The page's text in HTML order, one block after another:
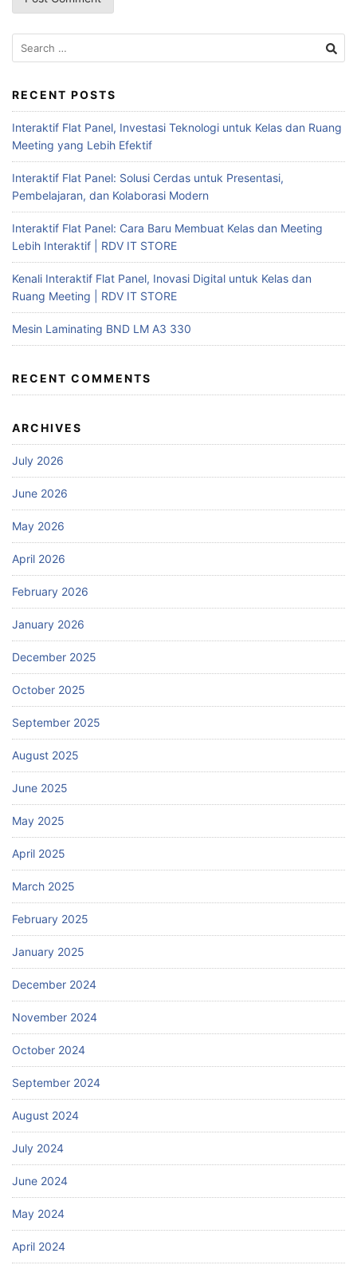
RECENT POSTS
Interaktif Flat Panel, Investasi Teknologi untuk Kelas dan Ruang
Meeting yang Lebih Efektif
Interaktif Flat Panel: Solusi Cerdas untuk Presentasi,
Pembelajaran, dan Kolaborasi Modern
Interaktif Flat Panel: Cara Baru Membuat Kelas dan Meeting
Lebih Interaktif | RDV IT STORE
Kenali Interaktif Flat Panel, Inovasi Digital untuk Kelas dan
Ruang Meeting | RDV IT STORE
Mesin Laminating BND LM A3 330
RECENT COMMENTS
ARCHIVES
July 2026
June 2026
May 2026
April 2026
February 2026
January 2026
December 2025
October 2025
September 2025
August 2025
June 2025
May 2025
April 2025
March 2025
February 2025
January 2025
December 2024
November 2024
October 2024
September 2024
August 2024
July 2024
June 2024
May 2024
April 2024